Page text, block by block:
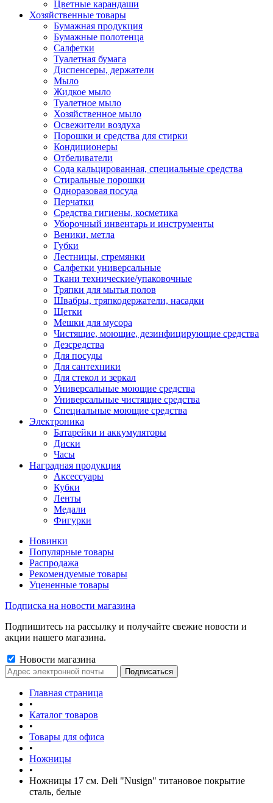
Цветные карандаши
Хозяйственные товары
Бумажная продукция
Бумажные полотенца
Салфетки
Туалетная бумага
Диспенсеры, держатели
Мыло
Жидкое мыло
Туалетное мыло
Хозяйственное мыло
Освежители воздуха
Порошки и средства для стирки
Кондиционеры
Отбеливатели
Сода кальцированная, специальные средства
Стиральные порошки
Одноразовая посуда
Перчатки
Средства гигиены, косметика
Уборочный инвентарь и инструменты
Веники, метла
Губки
Лестницы, стремянки
Салфетки универсальные
Ткани технические/упаковочные
Тряпки для мытья полов
Швабры, тряпкодержатели, насадки
Щетки
Мешки для мусора
Чистящие, моющие, дезинфицирующие средства
Дезсредства
Для посуды
Для сантехники
Для стекол и зеркал
Универсальные моющие средства
Универсальные чистящие средства
Специальные моющие средства
Электроника
Батарейки и аккумуляторы
Диски
Часы
Наградная продукция
Аксессуары
Кубки
Ленты
Медали
Фигурки
Новинки
Популярные товары
Распродажа
Рекомендуемые товары
Уцененные товары
Подписка на новости магазина
Подпишитесь на рассылку и получайте свежие новости и
акции нашего магазина.
Новости магазина
Главная страница
•
Каталог товаров
•
Товары для офиса
•
Ножницы
•
Ножницы 17 см. Deli "Nusign" титановое покрытие
сталь, белые